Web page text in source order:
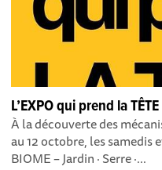
L’EXPO qui prend la TÊTE
À la découverte des
au 12 octobre, les samedis
BIOME – Jardin · Serre ·...